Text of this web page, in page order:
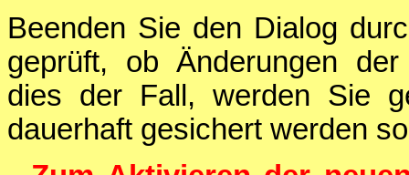
Beenden Sie den Dialog
geprüft, ob Änderungen
dies der Fall, werden Sie
dauerhaft gesichert werden